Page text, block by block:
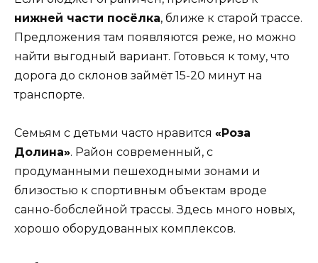
нижней части посёлка, ближе к старой трассе.
Предложения там появляются реже, но можно
найти выгодный вариант. Готовься к тому, что
дорога до склонов займёт 15-20 минут на
транспорте.
Семьям с детьми часто нравится «Роза
Долина». Район современный, с
продуманными пешеходными зонами и
близостью к спортивным объектам вроде
санно-бобслейной трассы. Здесь много новых,
хорошо оборудованных комплексов.